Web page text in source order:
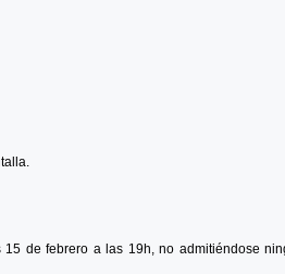
de febrero a las 19h, no admitiéndose